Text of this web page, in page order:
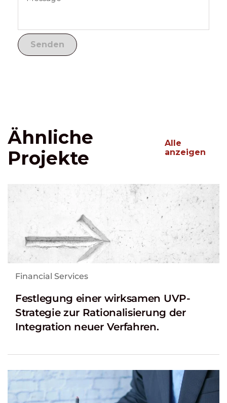
Ähnliche
Projekte
Alle
anzeigen
Financial Services
Festlegung einer wirksamen UVP-
Strategie zur Rationalisierung der
Integration neuer Verfahren.